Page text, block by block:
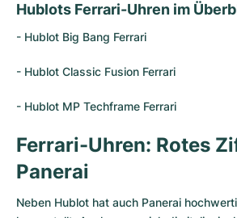
Hublots Ferrari-Uhren im
- Hublot Big Bang Ferrari
- Hublot Classic Fusion Ferrari
- Hublot MP Techframe Ferrari
Ferrari-Uhren: Rotes
Panerai
Neben Hublot hat auch Panerai